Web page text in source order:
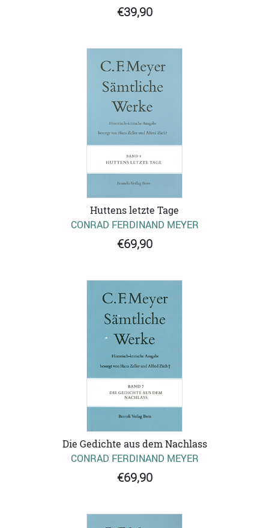
€39,90
Huttens letzte Tage
CONRAD FERDINAND MEYER
€69,90
Die Gedichte aus dem Nachlass
CONRAD FERDINAND MEYER
€69,90